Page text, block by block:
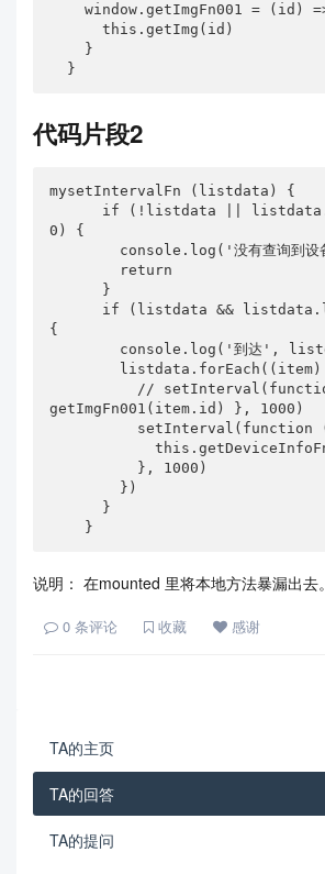
    window.getImgFn001 = (id) => {
      this.getImg(id)
  }
代码片段2
mysetIntervalFn (listdata) {
0) {
{
getImgFn001(item.id) }, 1000)
            this.getDeviceInfoFn001(item.id)
    }
说明： 在mounted 里将本地方法暴漏出去。
0 条评论 收藏 感谢
TA的主页
TA的回答
TA的提问